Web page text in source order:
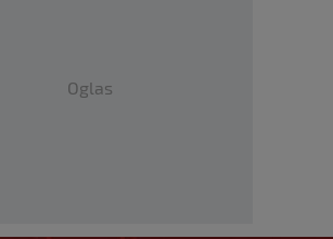
Oglas